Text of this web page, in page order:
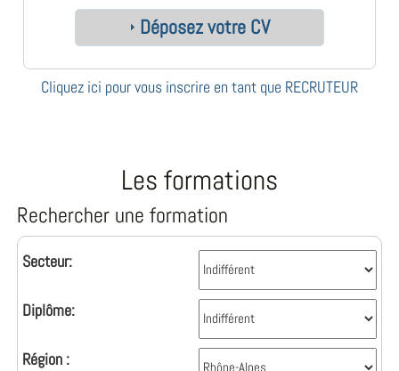
Déposez votre CV
Cliquez ici pour vous inscrire en tant que RECRUTEUR
Les formations
Rechercher une formation
Secteur:
Diplôme:
Région :